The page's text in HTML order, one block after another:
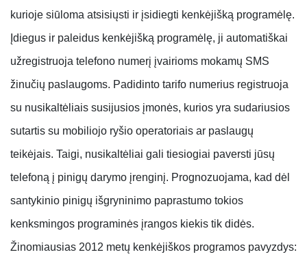
kurioje siūloma atsisiųsti ir įsidiegti kenkėjišką programėlę.
Įdiegus ir paleidus kenkėjišką programėlę, ji automatiškai
užregistruoja telefono numerį įvairioms mokamų SMS
žinučių paslaugoms. Padidinto tarifo numerius registruoja
su nusikaltėliais susijusios įmonės, kurios yra sudariusios
sutartis su mobiliojo ryšio operatoriais ar paslaugų
teikėjais. Taigi, nusikaltėliai gali tiesiogiai paversti jūsų
telefoną į pinigų darymo įrenginį. Prognozuojama, kad dėl
santykinio pinigų išgryninimo paprastumo tokios
kenksmingos programinės įrangos kiekis tik didės.
Žinomiausias 2012 metų kenkėjiškos programos pavyzdys: